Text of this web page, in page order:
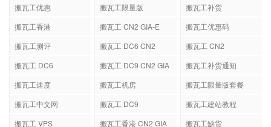
搬瓦工优惠
搬瓦工限量版
搬瓦工补货
搬瓦工香港
搬瓦工 CN2 GIA-E
搬瓦工优惠码
搬瓦工测评
搬瓦工 DC6 CN2
搬瓦工 CN2
搬瓦工 DC6
搬瓦工 DC9 CN2 GIA
搬瓦工补货通知
搬瓦工速度
搬瓦工机房
搬瓦工限量版套餐
搬瓦工中文网
搬瓦工 DC9
搬瓦工建站教程
搬瓦工 VPS
搬瓦工香港 CN2 GIA 搬瓦工缺货